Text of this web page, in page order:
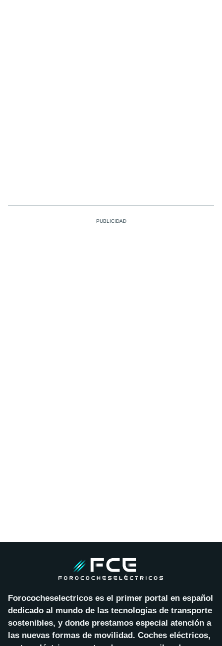
Forococheselectricos es el primer portal en español
dedicado al mundo de las tecnologías de transporte
sostenibles, y donde prestamos especial atención a
las nuevas formas de movilidad. Coches eléctricos,